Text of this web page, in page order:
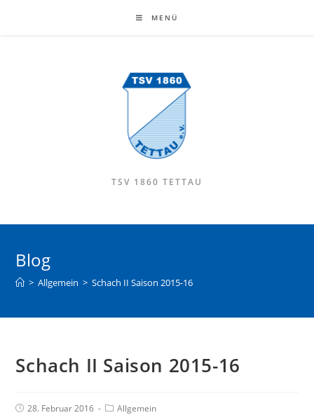
MENÜ
TSV 1860 TETTAU
Blog
> Allgemein > Schach II Saison 2015-16
Schach II Saison 2015-16
28. Februar 2016 Allgemein